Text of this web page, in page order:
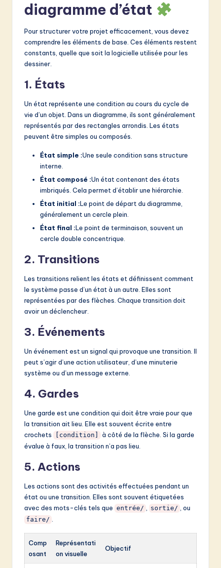
diagramme d’état
Pour structurer votre projet efficacement, vous devez
comprendre les éléments de base. Ces éléments restent
constants, quelle que soit la logicielle utilisée pour les
dessiner.
1. États
Un état représente une condition au cours du cycle de
vie d’un objet. Dans un diagramme, ils sont généralement
représentés par des rectangles arrondis. Les états
peuvent être simples ou composés.
État simple :Une seule condition sans structure
interne.
État composé :Un état contenant des états
imbriqués. Cela permet d’établir une hiérarchie.
État initial :Le point de départ du diagramme,
généralement un cercle plein.
État final :Le point de terminaison, souvent un
cercle double concentrique.
2. Transitions
Les transitions relient les états et définissent comment
le système passe d’un état à un autre. Elles sont
représentées par des flèches. Chaque transition doit
avoir un déclencheur.
3. Événements
Un événement est un signal qui provoque une transition. Il
peut s’agir d’une action utilisateur, d’une minuterie
système ou d’un message externe.
4. Gardes
Une garde est une condition qui doit être vraie pour que
la transition ait lieu. Elle est souvent écrite entre
crochets
[condition]
à côté de la flèche. Si la garde
évalue à faux, la transition n’a pas lieu.
5. Actions
Les actions sont des activités effectuées pendant un
état ou une transition. Elles sont souvent étiquetées
avec des mots-clés tels que entrée/ , sortie/ , ou
faire/ .
Comp
osant
Représentati
on visuelle
Objectif